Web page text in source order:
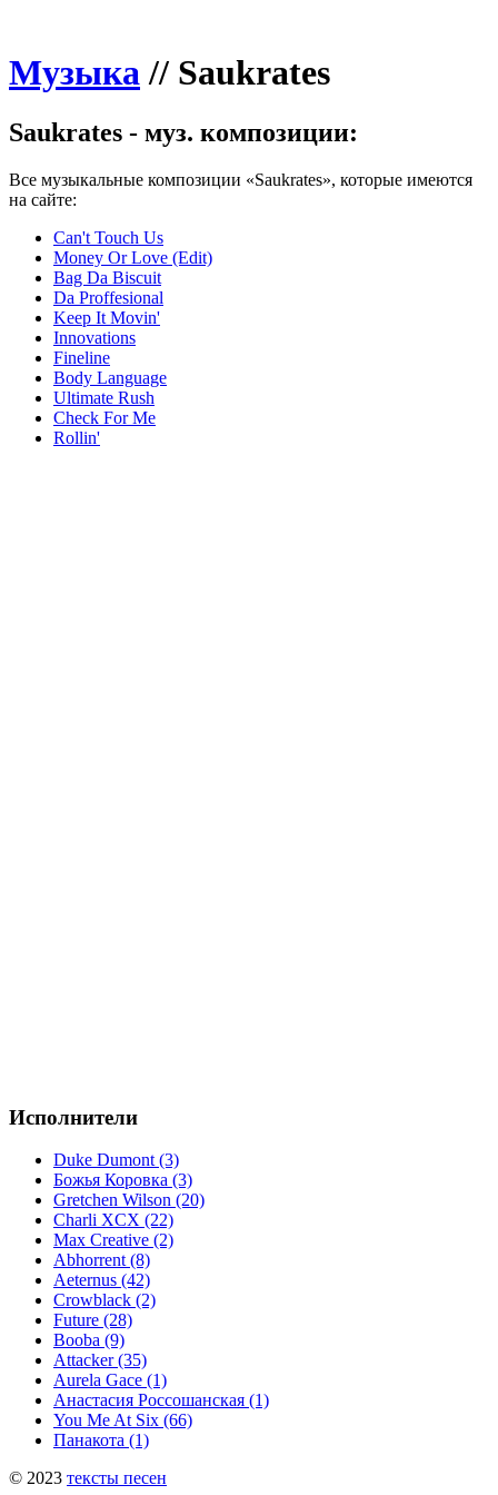
Музыка// Saukrates
Saukrates - муз. композиции:
Все музыкальные композиции «Saukrates», которые имеются
на сайте:
Can't Touch Us
Money Or Love (Edit)
Bag Da Biscuit
Da Proffesional
Keep It Movin'
Innovations
Fineline
Body Language
Ultimate Rush
Check For Me
Rollin'
Исполнители
Duke Dumont (3)
Божья Коровка (3)
Gretchen Wilson (20)
Charli XCX (22)
Max Creative (2)
Abhorrent (8)
Aeternus (42)
Crowblack (2)
Future (28)
Booba (9)
Attacker (35)
Aurela Gace (1)
Анастасия Россошанская (1)
You Me At Six (66)
Панакота (1)
© 2023 тексты песен